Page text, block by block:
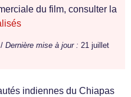
du film, consulter la
Dernière mise à jour : 21 juillet
indiennes du Chiapas